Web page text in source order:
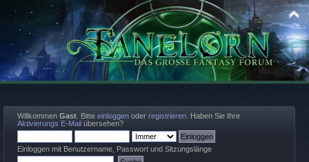
Willkommen Gast . Bitte einloggen oder registrieren . Haben Sie Ihre
Aktivierungs E-Mail übersehen?
Einloggen mit Benutzername, Passwort und Sitzungslänge